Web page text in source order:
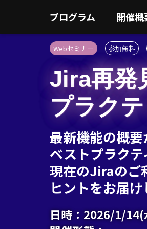
プログラム 開催概
Webセミナー 参加無料
Jira再発
プラク
最新機能の概
ベストプラク
現在のJiraのご
ヒントをお届け
日時： 2026/1/